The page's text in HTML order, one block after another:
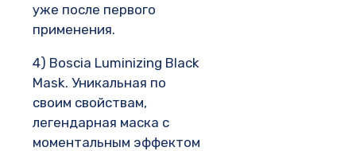
уже после первого
применения.
4) Boscia Luminizing Black
Mask. Уникальная по
своим свойствам,
легендарная маска с
моментальным эффектом